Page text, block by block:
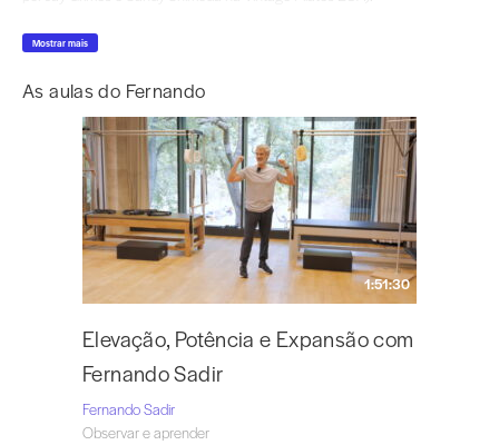
O seu ensino preserva a integridade do método original PilatesJoseph
Pilates, ajudando os alunos a progredir na Contrology com segurança,
workshops, formações e programas de formação de professores, tanto
presencialmente como online, em português, espanhol e inglês.
É o criador do «True to Joe’s Work», um programa de formação centrado
no repertório original e no aperfeiçoamento técnico dos instrutores desde
Mostrar mais
As aulas do Fernando
1:51:30
Elevação, Potência e Expansão com
Fernando Sadir
Fernando Sadir
Observar e aprender